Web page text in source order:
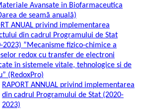
Avansate in Biofarmaceutica
de seamă anuală)
ANUAL privind implementarea
din cadrul Programului de Stat
2023) ”Mecanisme fizico-chimice a
redox cu transfer de electroni
în sistemele vitale, tehnologice si de
(RedoxPro)
RAPORT ANNUAL privind implementarea
din cadrul Programului de Stat (2020-
2023)